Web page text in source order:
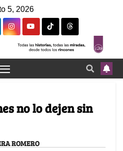
5, 2026
no lo dejen sin
ROMERO